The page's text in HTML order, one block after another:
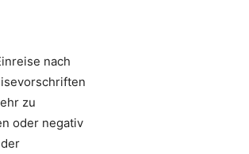
nach
zu
oder negativ